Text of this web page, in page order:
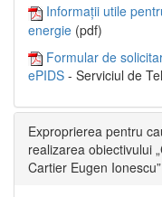
Informații utile
energie (pdf)
Formular de
ePIDS - Serviciul de
Exproprierea pentru
realizarea obiectivului
Cartier Eugen Ionescu”